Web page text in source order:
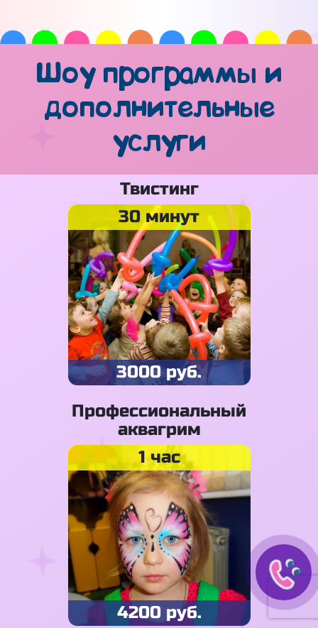
Шоу программы и
дополнительные
услуги
Твистинг
30 минут
3000 руб.
Профессиональный
аквагрим
1 час
4200 руб.